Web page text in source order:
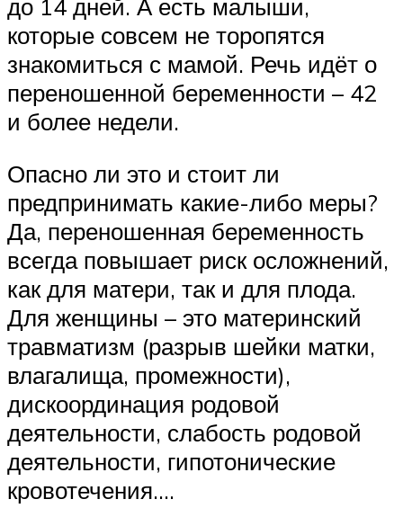
до 14 дней. А есть малыши,
которые совсем не торопятся
знакомиться с мамой. Речь идёт о
переношенной беременности – 42
и более недели.
Опасно ли это и стоит ли
предпринимать какие-либо меры?
Да, переношенная беременность
всегда повышает риск осложнений,
как для матери, так и для плода.
Для женщины – это материнский
травматизм (разрыв шейки матки,
влагалища, промежности),
дискоординация родовой
деятельности, слабость родовой
деятельности, гипотонические
кровотечения….